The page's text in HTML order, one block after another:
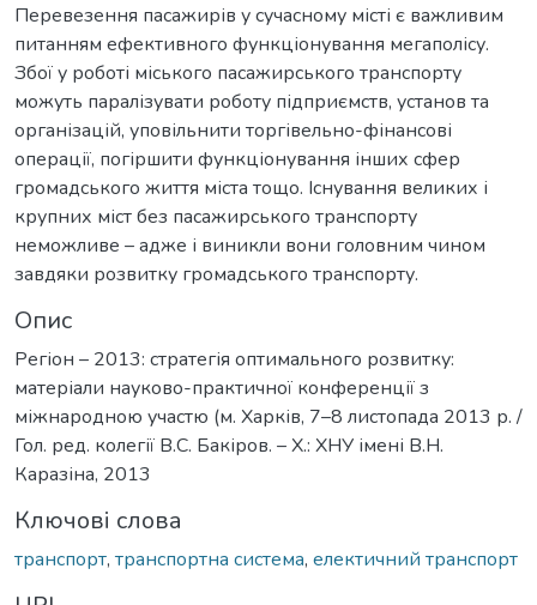
Перевезення пасажирів у сучасному місті є важливим
питанням ефективного функціонування мегаполісу.
Збої у роботі міського пасажирського транспорту
можуть паралізувати роботу підприємств, установ та
організацій, уповільнити торгівельно-фінансові
операції, погіршити функціонування інших сфер
громадського життя міста тощо. Існування великих і
крупних міст без пасажирського транспорту
неможливе – адже і виникли вони головним чином
завдяки розвитку громадського транспорту.
Опис
Регіон – 2013: стратегія оптимального розвитку:
матеріали науково-практичної конференції з
міжнародною участю (м. Харків, 7–8 листопада 2013 р. /
Гол. ред. колегії В.С. Бакіров. – Х.: ХНУ імені В.Н.
Каразіна, 2013
Ключові слова
транспорт, транспортна система, електичний транспорт